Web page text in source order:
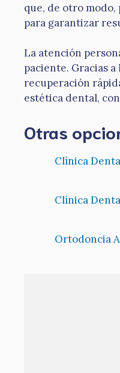
que, de otro
para garantizar
La atención
paciente. Gracias
recuperación
estética dental,
Otras
Clínica
Clínica
Ortodoncia